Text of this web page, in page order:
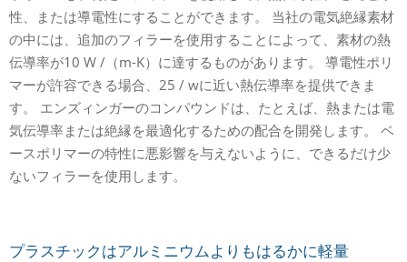
性、または導電性にすることができます。 当社の電気絶縁素材
の中には、追加のフィラーを使用することによって、素材の熱
伝導率が10 W /（m-K）に達するものがあります。 導電性ポリ
マーが許容できる場合、25 / wに近い熱伝導率を提供できま
す。 エンズィンガーのコンパウンドは、たとえば、熱または電
気伝導率または絶縁を最適化するための配合を開発します。 ベ
ースポリマーの特性に悪影響を与えないように、できるだけ少
ないフィラーを使用します。
プラスチックはアルミニウムよりもはるかに軽量